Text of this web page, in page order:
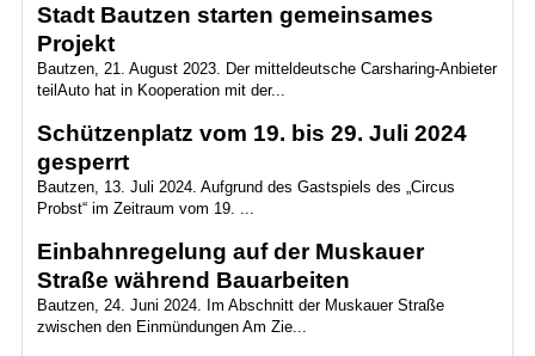
Stadt Bautzen starten gemeinsames
Projekt
Bautzen, 21. August 2023. Der mitteldeutsche Carsharing-Anbieter
teilAuto hat in Kooperation mit der...
Schützenplatz vom 19. bis 29. Juli 2024
gesperrt
Bautzen, 13. Juli 2024. Aufgrund des Gastspiels des „Circus
Probst“ im Zeitraum vom 19. ...
Einbahnregelung auf der Muskauer
Straße während Bauarbeiten
Bautzen, 24. Juni 2024. Im Abschnitt der Muskauer Straße
zwischen den Einmündungen Am Zie...